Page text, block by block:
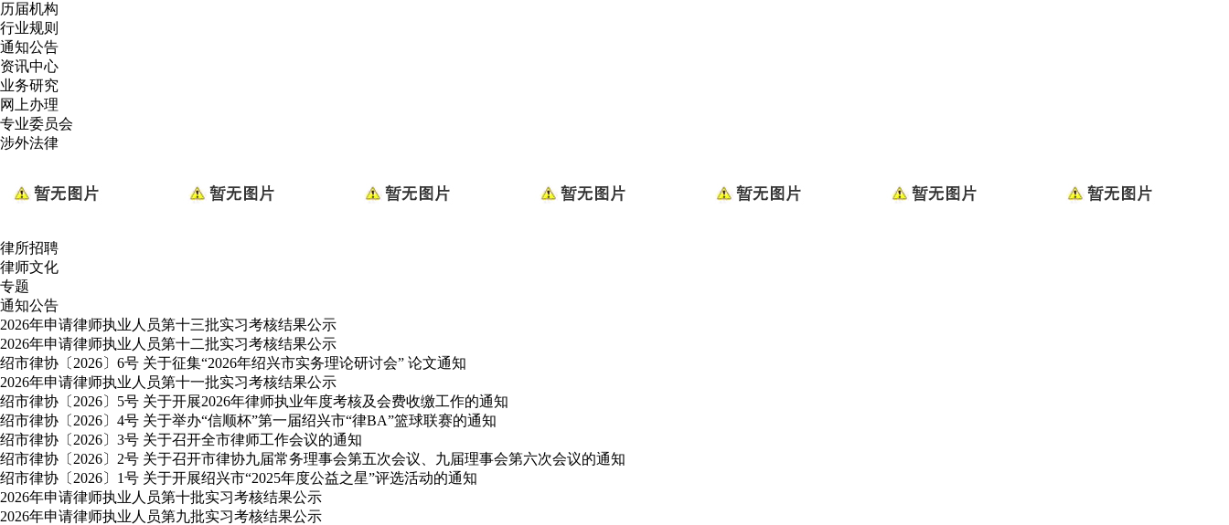
历届机构
行业规则
通知公告
资讯中心
业务研究
网上办理
专业委员会
涉外法律
律所招聘
律师文化
专题
通知公告
2026年申请律师执业人员第十三批实习考核结果公示
2026年申请律师执业人员第十二批实习考核结果公示
绍市律协〔2026〕6号 关于征集“2026年绍兴市实务理论研讨会” 论文通知
2026年申请律师执业人员第十一批实习考核结果公示
绍市律协〔2026〕5号 关于开展2026年律师执业年度考核及会费收缴工作的通知
绍市律协〔2026〕4号 关于举办“信顺杯”第一届绍兴市“律BA”篮球联赛的通知
绍市律协〔2026〕3号 关于召开全市律师工作会议的通知
绍市律协〔2026〕2号 关于召开市律协九届常务理事会第五次会议、九届理事会第六次会议的通知
绍市律协〔2026〕1号 关于开展绍兴市“2025年度公益之星”评选活动的通知
2026年申请律师执业人员第十批实习考核结果公示
2026年申请律师执业人员第九批实习考核结果公示